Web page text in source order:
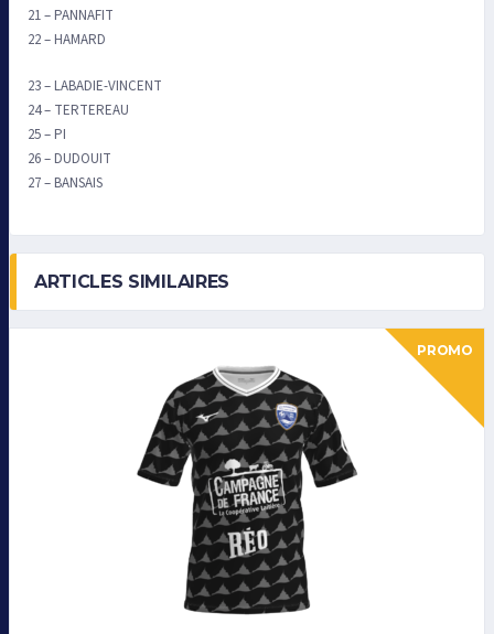
21 – PANNAFIT
22 – HAMARD
23 – LABADIE-VINCENT
24 – TERTEREAU
25 – PI
26 – DUDOUIT
27 – BANSAIS
ARTICLES SIMILAIRES
PROMO